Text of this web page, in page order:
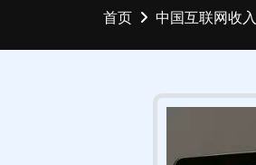
首页 中国互联网收入